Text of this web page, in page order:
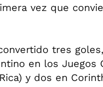
vez que
tres
en los Juegos
y dos en